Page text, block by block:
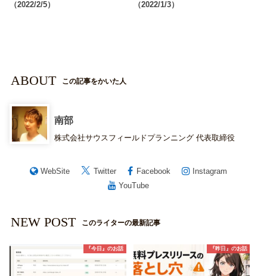
（2022/2/5）
（2022/1/3）
ABOUT この記事をかいた人
南部
株式会社サウスフィールドプランニング 代表取締役
WebSite Twitter Facebook
Instagram
YouTube
NEW POST このライターの最新記事
『今日』のお話 『昨日』のお話